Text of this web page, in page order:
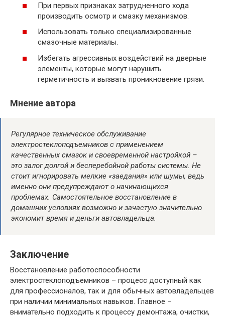
При первых признаках затрудненного хода
производить осмотр и смазку механизмов.
Использовать только специализированные
смазочные материалы.
Избегать агрессивных воздействий на дверные
элементы, которые могут нарушить
герметичность и вызвать проникновение грязи.
Мнение автора
Регулярное техническое обслуживание
электростеклоподъемников с применением
качественных смазок и своевременной настройкой –
это залог долгой и бесперебойной работы системы. Не
стоит игнорировать мелкие «заедания» или шумы, ведь
именно они предупреждают о начинающихся
проблемах. Самостоятельное восстановление в
домашних условиях возможно и зачастую значительно
экономит время и деньги автовладельца.
Заключение
Восстановление работоспособности
электростеклоподъемников – процесс доступный как
для профессионалов, так и для обычных автовладельцев
при наличии минимальных навыков. Главное –
внимательно подходить к процессу демонтажа, очистки,